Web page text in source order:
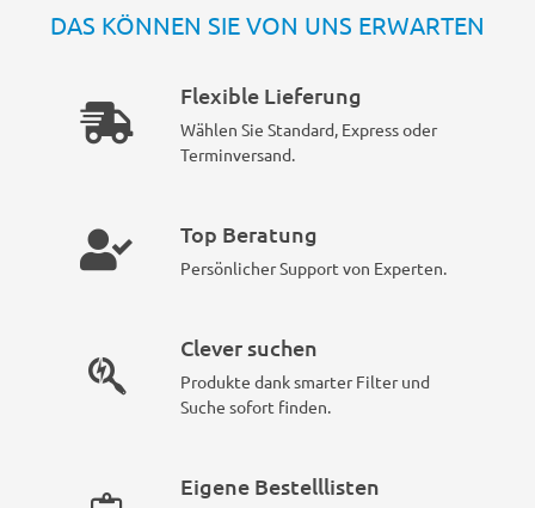
DAS KÖNNEN SIE VON UNS ERWARTEN
Flexible Lieferung
Wählen Sie Standard, Express oder
Terminversand.
Top Beratung
Persönlicher Support von Experten.
Clever suchen
Produkte dank smarter Filter und
Suche sofort finden.
Eigene Bestelllisten